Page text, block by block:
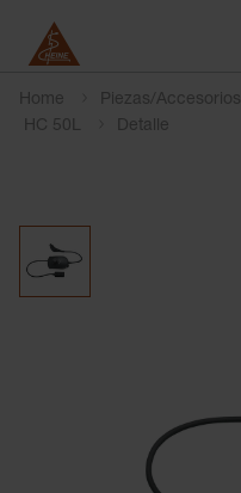
Home Piezas/Accesorios
HC 50L
Detalle